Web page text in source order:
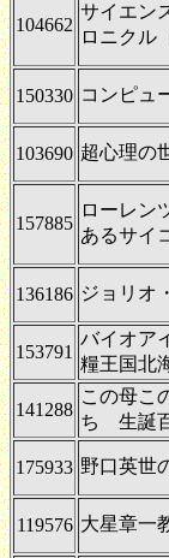
104662
サイエ
ロニクル
150330 コンピュ
103690 超心理の
157885
ローレン
あるサイ
136186 ジョリオ
153791
バイオア
糧王国北
141288
この母こ
ち 生誕
175933 野口英世
119576 大星章一